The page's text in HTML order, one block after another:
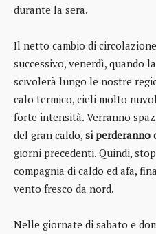
durante la sera.
Il netto cambio di
successivo, venerdì, quando
scivolerà lungo le nostre
calo termico, cieli molto
forte intensità. Verranno
del gran caldo, si perderanno
giorni precedenti. Quindi,
compagnia di caldo ed afa,
vento fresco da nord.
Nelle giornate di sabato e